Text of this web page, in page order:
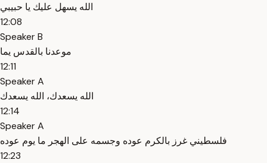
الله يسهل عليك يا حبيبي
12:08
Speaker B
موعدنا بالقدس يما
12:11
Speaker A
الله يسعدك، الله يسعدك
12:14
Speaker A
فلسطيني غرز بالكرم عوده وجسمه على الهجر ما يوم عوده
12:23